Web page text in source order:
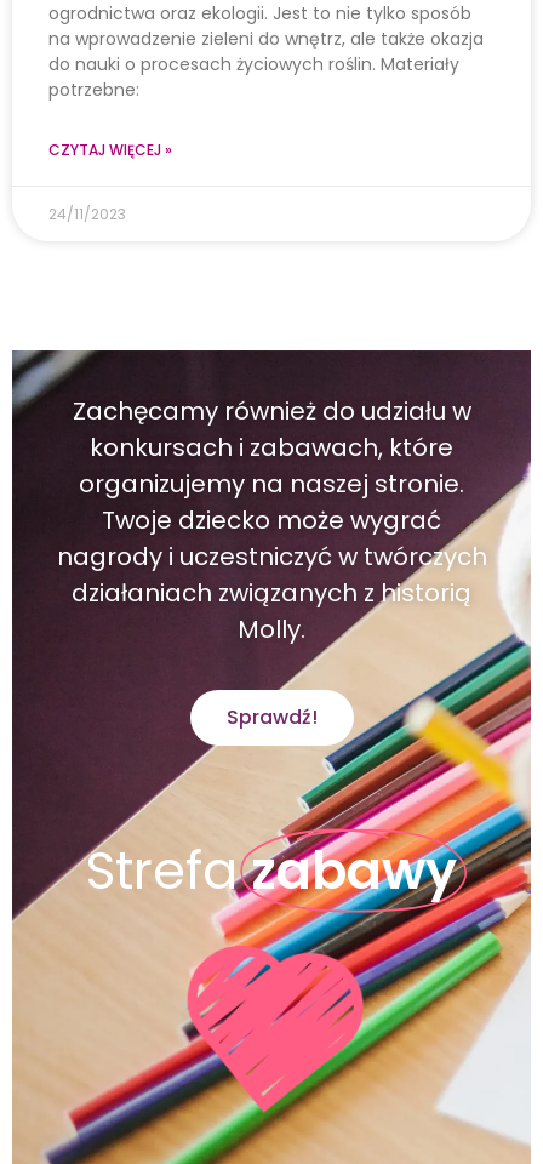
ogrodnictwa oraz ekologii. Jest to nie tylko sposób
na wprowadzenie zieleni do wnętrz, ale także okazja
do nauki o procesach życiowych roślin. Materiały
potrzebne:
CZYTAJ WIĘCEJ »
24/11/2023
Zachęcamy również do udziału w
konkursach i zabawach, które
organizujemy na naszej stronie.
Twoje dziecko może wygrać
nagrody i uczestniczyć w twórczych
działaniach związanych z historią
Molly.
Sprawdź!
Strefazabawy